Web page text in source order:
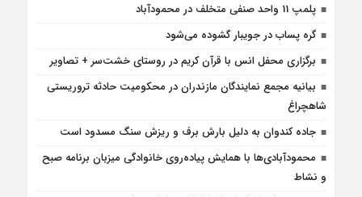
پلمپ 11 واحد صنفی متخلف در محمودآباد
گره پساب در جویبار گشوده می‌شود
برگزاری محفل انس با قرآن کریم در روستای خشت‌سر + تصاویر
بیانیه مجمع نمایندگان مازندران در محکومیت حادثه تروریستی
شاهچراغ
جاده کندوان به دلیل بارش برف و ریزش سنگ مسدود است
محمودآبادی‌ها با همایش پیاده‌روی خانوادگی میزبان برنامه صبح
و نشاط